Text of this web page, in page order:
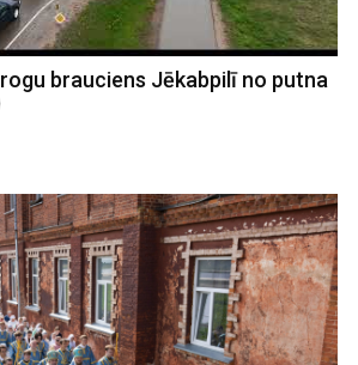
brauciens Jēkabpilī no putna